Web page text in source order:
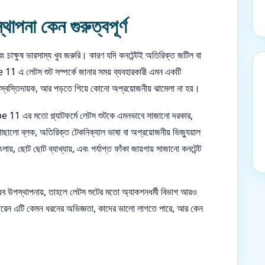
কেন গুরুত্বপূর্ণ
ভারসাম্য খুব জরুরি। কারণ যদি কনটেন্টই অতিরিক্ত জটিল বা
এ লেটস শুট সম্পর্কে জানার সময় ব্যবহারকারী এমন একটি
আর পড়তে গিয়ে কোনো অপ্রয়োজনীয় ঝামেলা না হয়।
be 11 এর মতো প্ল্যাটফর্মে লেটস শুটকে এমনভাবে সাজানো দরকার,
ব্লক, অতিরিক্ত টেকনিক্যাল ভাষা বা অপ্রয়োজনীয় ভিজ্যুয়াল
ছোট ছোট ব্যাখ্যায়, এবং পর্যাপ্ত ফাঁকা জায়গায় সাজানো কনটেন্ট
উপস্থাপনায়, তাহলে লেটস শুটের মতো অ্যাকশনধর্মী বিভাগ আরও
এটি কেমন ধরনের অভিজ্ঞতা, কাদের ভালো লাগতে পারে, আর কেন